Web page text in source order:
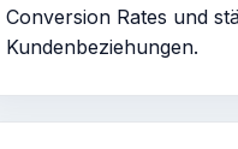
Conversion Rates und
Kundenbeziehungen.